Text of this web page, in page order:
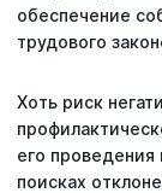
обеспечение
трудового
Хоть риск
его
поисках